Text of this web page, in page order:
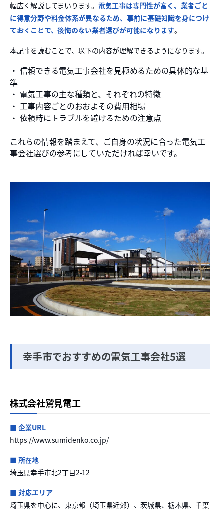
幅広く解説してまいります。 電気工事は専門性が高く、業者ごと
に得意分野や料金体系が異なるため、事前に基礎知識を身につけ
ておくことで、後悔のない業者選びが可能になります。
本記事を読むことで、以下の内容が理解できるようになります。
・ 信頼できる電気工事会社を見極めるための具体的な基
準
・ 電気工事の主な種類と、それぞれの特徴
・ 工事内容ごとのおおよその費用相場
・ 依頼時にトラブルを避けるための注意点
これらの情報を踏まえて、ご自身の状況に合った電気工
事会社選びの参考にしていただければ幸いです。
幸手市でおすすめの電気工事会社5選
株式会社鷲見電工
■ 企業URL
https://www.sumidenko.co.jp/
■ 所在地
埼玉県幸手市北2丁目2-12
■ 対応エリア
埼玉県を中心に、東京都（埼玉県近郊）、茨城県、栃木県、千葉